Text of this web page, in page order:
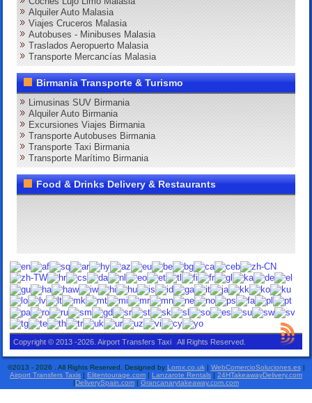
Alquiler Auto Malasia
Viajes Cruceros Malasia
Autobuses - Minibuses Malasia
Traslados Aeropuerto Malasia
Transporte Mercancías Malasia
Birmania Transporte & Turismo
Limusinas SUV Birmania
Alquiler Auto Birmania
Excursiones Viajes Birmania
Transporte Autobuses Birmania
Transporte Taxi Birmania
Transporte Marítimo Birmania
Food & Drinks Delivery & Restaurants
Copyright © 2013 -2026. Airport Transfers Taxi All Rights Reserved.
©2013 - 2026 . All Rights Reserved. Designed by:Lorox.co.uk| WebComercioSoluciones.es|
Airport Transfers Taxis | Elitentourage.com | Lanzarote Rentals | 24HTakeawayDelivery.com
|DeliverySpain.com | Grancanarytakeaway.com.com